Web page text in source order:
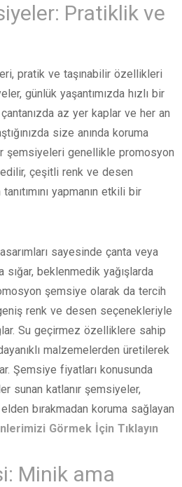
Pratiklik ve
pratik ve taşınabilir özellikleri
günlük yaşantımızda hızlı bir
az yer kaplar ve her an
size anında koruma
şemsiyeleri genellikle promosyon
çeşitli renk ve desen
yapmanın etkili bir
sayesinde çanta veya
sığar, beklenmedik yağışlarda
şemsiye olarak da tercih
renk ve desen seçenekleriyle
Su geçirmez özelliklere sahip
malzemelerden üretilerek
Şemsiye fiyatları konusunda
sunan katlanır şemsiyeler,
bırakmadan koruma sağlayan
Görmek İçin Tıklayın
Minik ama